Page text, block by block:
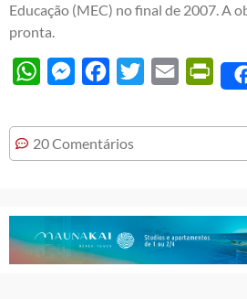
Educação (MEC) no final de 2007. A
pronta.
WhatsAppMessengerFacebook
Twitter Email
20 Comentários